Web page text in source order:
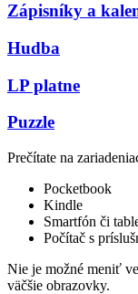
Zápisníky a
Hudba
LP platne
Puzzle
Prečítate na
Pocketbook
Kindle
Smartfón či
Počítač s
Nie je možné meniť
väčšie obrazovky.